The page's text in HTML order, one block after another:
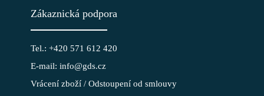
Zákaznická podpora
Tel.: +420 571 612 420
E-mail: info@gds.cz
Vrácení zboží / Odstoupení od smlouvy